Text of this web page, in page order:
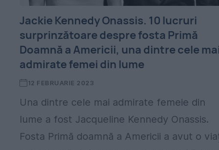
Jackie Kennedy Onassis. 10 lucruri
surprinzătoare despre fosta Primă
Doamnă a Americii, una dintre cele
admirate femei din lume
12 FEBRUARIE 2023
Una dintre cele mai admirate femeie din
lume a fost Jacqueline Kennedy Onassis.
Fosta Primă doamnă a Americii a avut o